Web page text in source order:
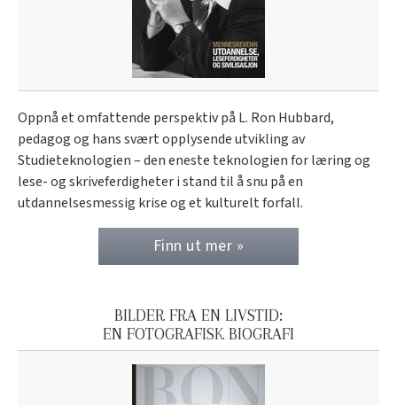
Oppnå et omfattende perspektiv på L. Ron Hubbard,
pedagog og hans svært opplysende utvikling av
Studieteknologien – den eneste teknologien for læring og
lese- og skriveferdigheter i stand til å snu på en
utdannelsesmessig krise og et kulturelt forfall.
Finn ut mer »
BILDER FRA EN LIVSTID:
EN FOTOGRAFISK BIOGRAFI